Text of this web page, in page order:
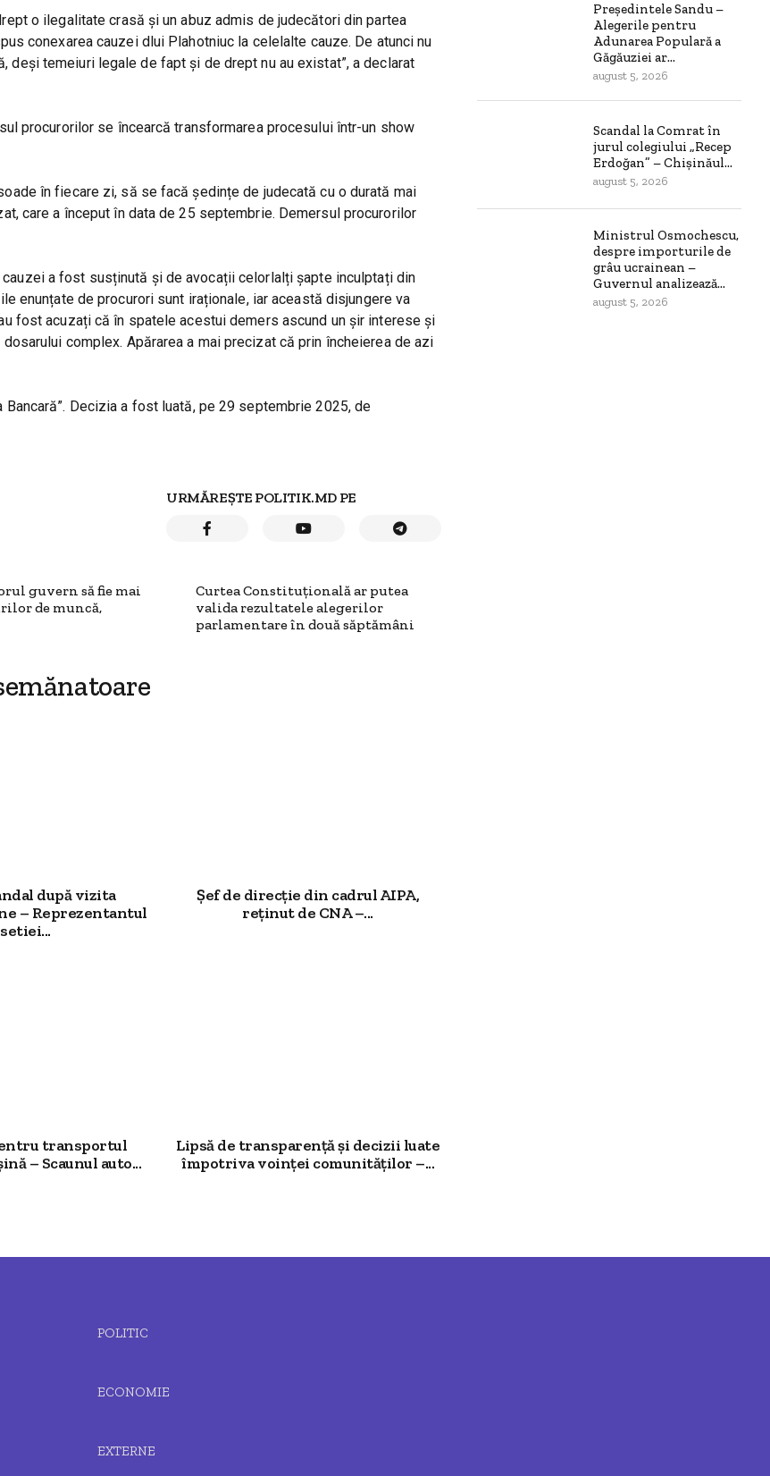
o ilegalitate crasă și un abuz admis de judecători din partea
conexarea cauzei dlui Plahotniuc la celelalte cauze. De atunci nu
deși temeiuri legale de fapt și de drept nu au existat”, a declarat
procurorilor se încearcă transformarea procesului într-un show
în fiecare zi, să se facă ședințe de judecată cu o durată mai
care a început în data de 25 septembrie. Demersul procurorilor
a fost susținută și de avocații celorlalți șapte inculptați din
enunțate de procurori sunt iraționale, iar această disjungere va
fost acuzați că în spatele acestui demers ascund un șir interese și
complex. Apărarea a mai precizat că prin încheierea de azi
Decizia a fost luată, pe 29 septembrie 2025, de
URMĂREȘTE POLITIK.MD PE
guvern să fie mai
de muncă,
Curtea Constituțională ar putea
valida rezultatele alegerilor
parlamentare în două săptămâni
după vizita
– Reprezentantul
Șef de direcție din cadrul AIPA,
reținut de CNA –...
transportul
– Scaunul auto...
Lipsă de transparență și decizii luate
împotriva voinței comunităților –...
Președintele Sandu –
Alegerile pentru
Adunarea Populară a
Găgăuziei ar...
august 5, 2026
Scandal la Comrat în
jurul colegiului „Recep
Erdoğan” – Chișinăul...
august 5, 2026
Ministrul Osmochescu,
despre importurile de
grâu ucrainean –
Guvernul analizează...
august 5, 2026
POLITIC
ECONOMIE
EXTERNE